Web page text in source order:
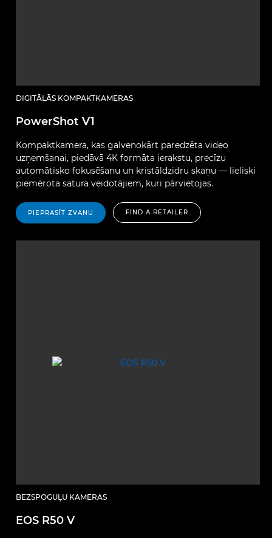
DIGITĀLĀS KOMPAKTKAMERAS
PowerShot V1
Kompaktkamera, kas galvenokārt paredzēta video
uzņemšanai, piedāvā 4K formāta ierakstu, precīzu
automātisko fokusēšanu un kristāldzidru skaņu — lieliski
piemērota satura veidotājiem, kuri pārvietojas.
PIEPRASĪT ZVANU FIND A RETAILER
BEZSPOGUĻU KAMERAS
EOS R50 V